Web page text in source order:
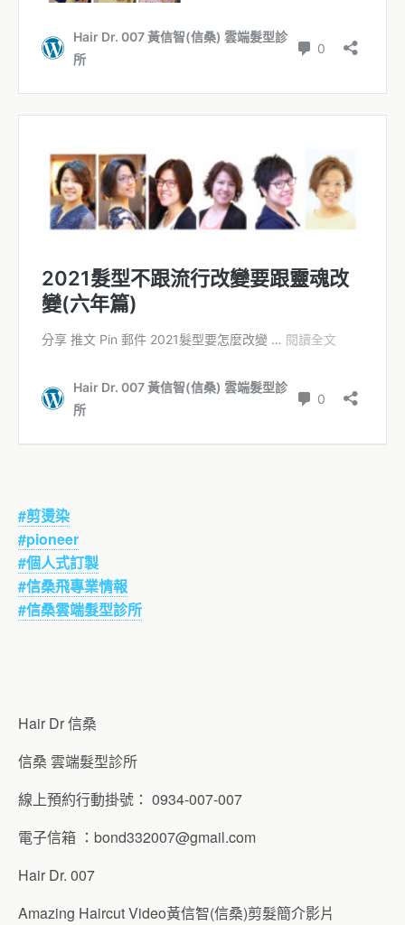
#剪燙染
#pioneer
#個人式訂製
#信桑飛專業情報
#信桑雲端髮型診所
Hair Dr 信桑
信桑 雲端髮型診所
線上預約行動掛號： 0934-007-007
電子信箱 ： bond332007@gmail.com
Hair Dr. 007
Amazing Haircut Video黃信智(信桑)剪髮簡介影片